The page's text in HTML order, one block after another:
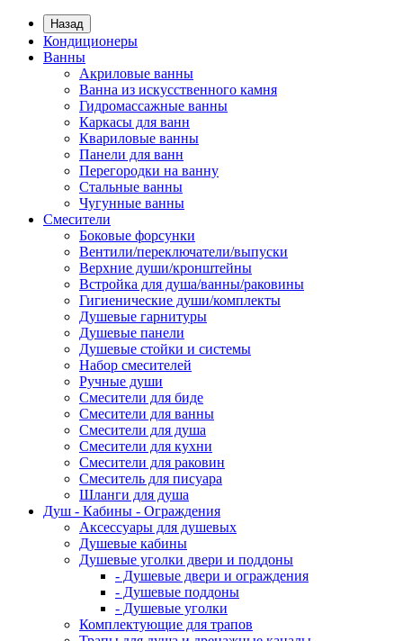
Назад
Кондиционеры
Ванны
Акриловые ванны
Ванна из искусственного камня
Гидромассажные ванны
Каркасы для ванн
Квариловые ванны
Панели для ванн
Перегородки на ванну
Стальные ванны
Чугунные ванны
Смесители
Боковые форсунки
Вентили/переключатели/выпуски
Верхние души/кронштейны
Встройка для душа/ванны/раковины
Гигиенические души/комплекты
Душевые гарнитуры
Душевые панели
Душевые стойки и системы
Набор смесителей
Ручные души
Смесители для биде
Смесители для ванны
Смесители для душа
Смесители для кухни
Смесители для раковин
Смеситель для писуара
Шланги для душа
Душ - Кабины - Ограждения
Аксессуары для душевых
Душевые кабины
Душевые уголки двери и поддоны
- Душевые двери и ограждения
- Душевые поддоны
- Душевые уголки
Комплектующие для трапов